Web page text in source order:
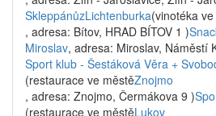
SkleppánůzLichtenburka(vinotéka
, adresa: Bítov, HRAD BÍTOV 1 )
Miroslav, adresa: Miroslav, Náměstí
Sport klub - Šestáková Věra +
(restaurace ve městěZnojmo
, adresa: Znojmo, Čermákova 9 )
(restaurace ve městěLukov